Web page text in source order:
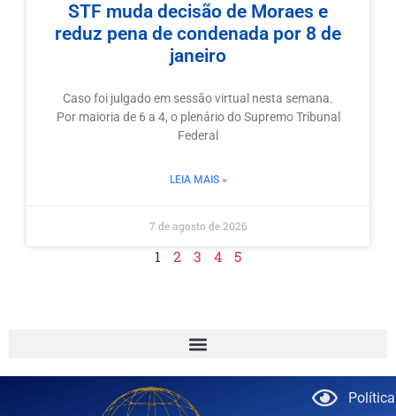
STF muda decisão de Moraes e
reduz pena de condenada por 8 de
janeiro
Caso foi julgado em sessão virtual nesta semana.
Por maioria de 6 a 4, o plenário do Supremo Tribunal
Federal
LEIA MAIS »
7 de agosto de 2026
1 2 3 4 5